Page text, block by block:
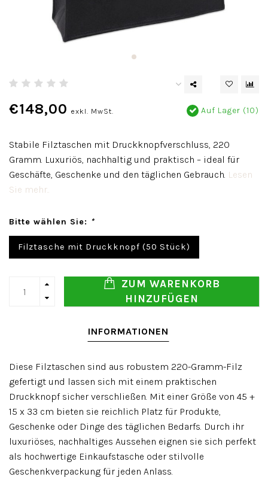
€148,00 exkl. MwSt. Auf Lager (10)
Stabile Filztaschen mit Druckknopfverschluss, 220
Gramm. Luxuriös, nachhaltig und praktisch – ideal für
Geschäfte, Geschenke und den täglichen Gebrauch. Lesen
Sie mehr..
Bitte wählen Sie: *
Filztasche mit Druckknopf (50 Stück)
ZUM WARENKORB
HINZUFÜGEN
INFORMATIONEN
Diese Filztaschen sind aus robustem 220-Gramm-Filz
gefertigt und lassen sich mit einem praktischen
Druckknopf sicher verschließen. Mit einer Größe von 45 +
15 x 33 cm bieten sie reichlich Platz für Produkte,
Geschenke oder Dinge des täglichen Bedarfs. Durch ihr
luxuriöses, nachhaltiges Aussehen eignen sie sich perfekt
als hochwertige Einkaufstasche oder stilvolle
Geschenkverpackung für jeden Anlass.